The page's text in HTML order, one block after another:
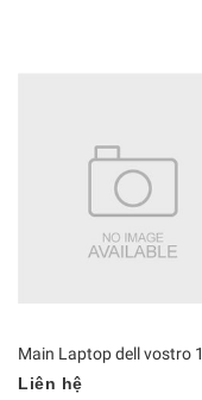
Liên hệ